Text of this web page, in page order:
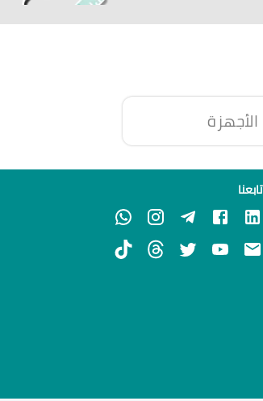
الأجهزة
تابعنا